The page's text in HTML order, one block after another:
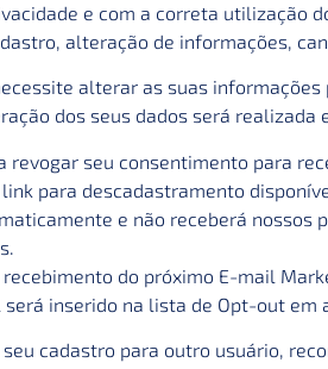
e com a correta utilização
alteração de informações,
alterar as suas
dos seus dados será realizada
revogar seu consentimento para
para descadastramento
e não receberá
do próximo E-mail
será inserido na lista de Opt-out em
cadastro para outro usuário,